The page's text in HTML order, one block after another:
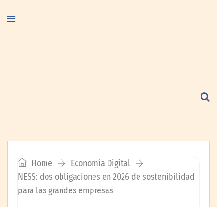
Home
Economía Digital
NESS: dos obligaciones en 2026 de sostenibilidad
para las grandes empresas